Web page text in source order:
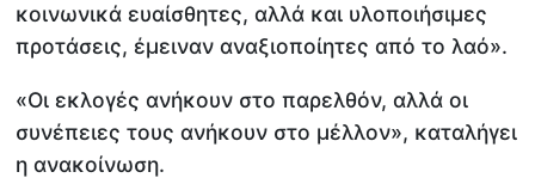
κοινωνικά ευαίσθητες, αλλά και υλοποιήσιμες
προτάσεις, έμειναν αναξιοποίητες από το λαό».
«Οι εκλογές ανήκουν στο παρελθόν, αλλά οι
συνέπειες τους ανήκουν στο μέλλον», καταλήγει
η ανακοίνωση.